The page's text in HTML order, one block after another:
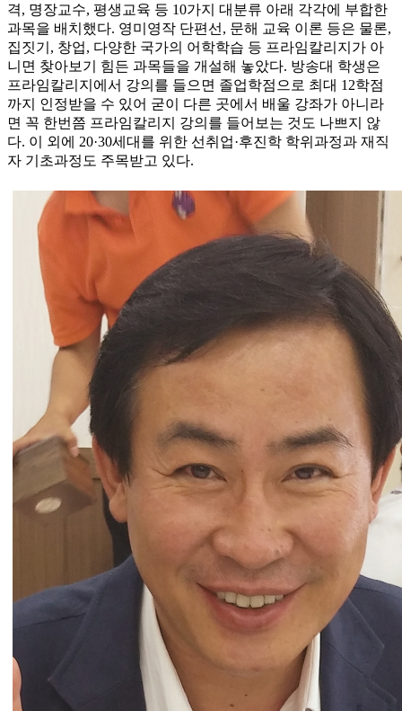
격, 명장교수, 평생교육 등 10가지 대분류 아래 각각에 부합한
과목을 배치했다. 영미영작 단편선, 문해 교육 이론 등은 물론,
집짓기, 창업, 다양한 국가의 어학학습 등 프라임칼리지가 아
니면 찾아보기 힘든 과목들을 개설해 놓았다. 방송대 학생은
프라임칼리지에서 강의를 들으면 졸업학점으로 최대 12학점
까지 인정받을 수 있어 굳이 다른 곳에서 배울 강좌가 아니라
면 꼭 한번쯤 프라임칼리지 강의를 들어보는 것도 나쁘지 않
다. 이 외에 20·30세대를 위한 선취업·후진학 학위과정과 재직
자 기초과정도 주목받고 있다.